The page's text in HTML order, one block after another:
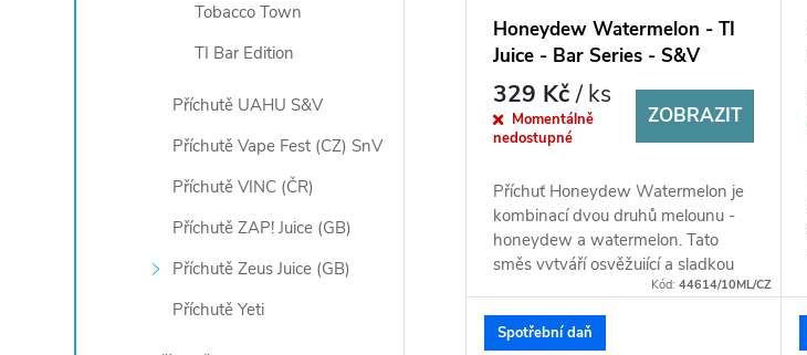
Tobacco Town
TI Bar Edition
Příchutě UAHU S&V
Příchutě Vape Fest (CZ) SnV
Příchutě VINC (ČR)
Příchutě ZAP! Juice (GB)
Příchutě Zeus Juice (GB)
Příchutě Yeti
Honeydew Watermelon - TI
Juice - Bar Series - S&V
příchuť 10 ml
329 Kč/ ks
Momentálně
nedostupné
ZOBRAZIT
Příchuť Honeydew Watermelon je
kombinací dvou druhů melounu -
honeydew a watermelon. Tato
směs vytváří osvěžující a sladkou
chuť, která spojuje jemnost a
lehkost...
Kód:44614/10ML/CZ
Spotřební daň